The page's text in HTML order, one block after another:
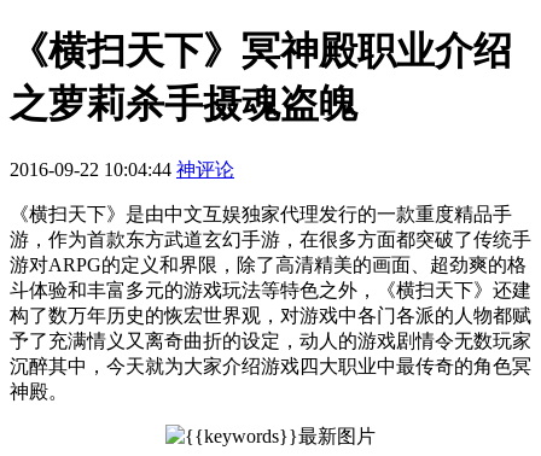
《横扫天下》冥神殿职业介绍
之萝莉杀手摄魂盗魄
2016-09-22 10:04:44 神评论
《横扫天下》是由中文互娱独家代理发行的一款重度精品手
游，作为首款东方武道玄幻手游，在很多方面都突破了传统手
游对ARPG的定义和界限，除了高清精美的画面、超劲爽的格
斗体验和丰富多元的游戏玩法等特色之外，《横扫天下》还建
构了数万年历史的恢宏世界观，对游戏中各门各派的人物都赋
予了充满情义又离奇曲折的设定，动人的游戏剧情令无数玩家
沉醉其中，今天就为大家介绍游戏四大职业中最传奇的角色冥
神殿。